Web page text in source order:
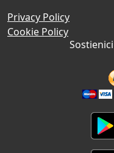
Privacy Policy
Cookie Policy